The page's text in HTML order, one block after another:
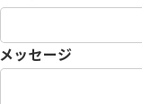
メッセージ